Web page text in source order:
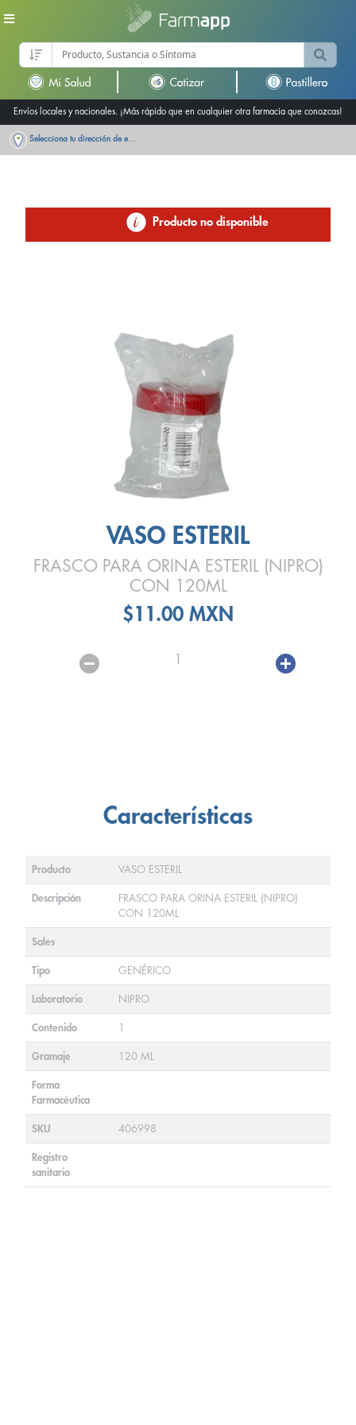
Envíos locales y nacionales. ¡Más rápido que en cualquier otra farmacia que conozcas!
Selecciona tu dirección de entrega
Producto no disponible
VASO ESTERIL
FRASCO PARA ORINA ESTERIL (NIPRO)
CON 120ML
$11.00 MXN
1
Características
Producto VASO ESTERIL
Descripción
FRASCO PARA ORINA ESTERIL (NIPRO)
CON 120ML
Sales
Tipo GENÉRICO
Laboratorio NIPRO
Contenido 1
Gramaje 120 ML
Forma
Farmacéutica
SKU 406998
Registro
sanitario